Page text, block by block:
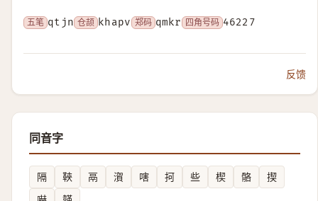
五笔 qtjn 仓颉 khapv 郑码 qmkr 四角号码 46227
反馈
同音字
隔 䩡 鬲 㵑 嗐 抲 些 楔 骼
揳